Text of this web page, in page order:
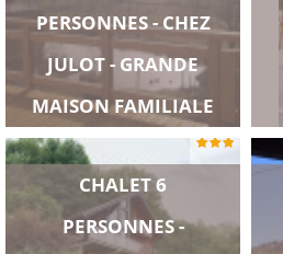
PERSONNES - CHEZ
JULOT - GRANDE
MAISON FAMILIALE
CHALET 6
PERSONNES -